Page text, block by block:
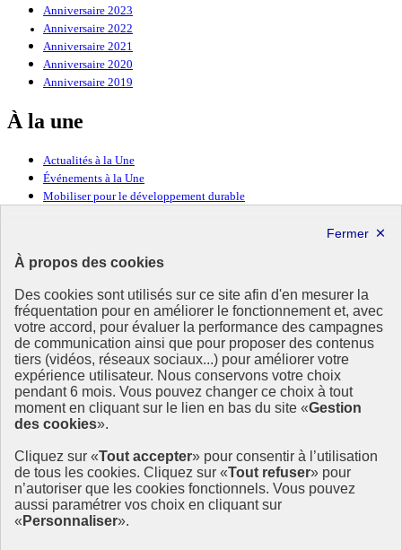
À propos des cookies
Des cookies sont utilisés sur ce site afin d'en mesurer la
fréquentation pour en améliorer le fonctionnement et, avec
votre accord, pour évaluer la performance des campagnes
de communication ainsi que pour proposer des contenus
tiers (vidéos, réseaux sociaux...) pour améliorer votre
expérience utilisateur. Nous conservons votre choix
pendant 6 mois. Vous pouvez changer ce choix à tout
moment en cliquant sur le lien en bas du site «Gestion
des cookies».
Cliquez sur «Tout accepter» pour consentir à l’utilisation
de tous les cookies. Cliquez sur «Tout refuser» pour
n’autoriser que les cookies fonctionnels. Vous pouvez
aussi paramétrer vos choix en cliquant sur
« Personnaliser».
Anniversaire 2023
Anniversaire 2022
Anniversaire 2021
Anniversaire 2020
Anniversaire 2019
À la une
Actualités à la Une
Événements à la Une
Mobiliser pour le développement durable
Ressources
Ressources
La Méth’ODD
Gouvernement
Ce site propose l’information de référence concernant l’Agenda
2030 et la feuille de route de la France. Il valorise la mobilisation de
tous les acteurs.
info.gouv.fr- ouvre une nouvelle fenêtre
service-public.fr - ouvre une nouvelle fenêtre
legifrance.gouv.fr- ouvre une nouvelle fenêtre
data.gouv.fr- ouvre une nouvelle fenêtre
Plan du site